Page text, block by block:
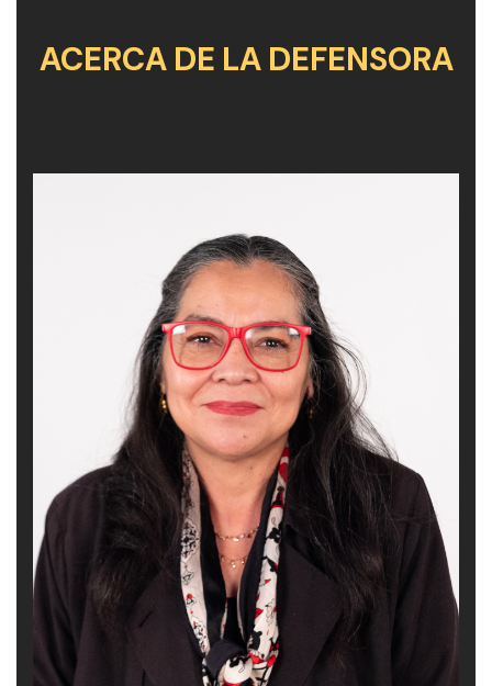
ACERCA DE LA DEFENSORA